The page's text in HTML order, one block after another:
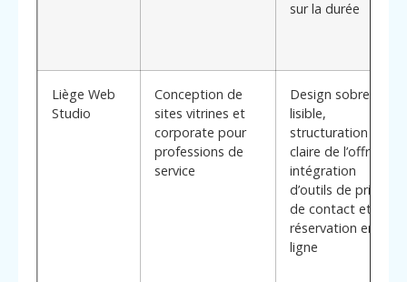
sur la durée
Liège Web
Studio
Conception de
sites vitrines et
corporate pour
professions de
service
Design sobre et
lisible,
structuration
claire de l’offre,
intégration
d’outils de prise
de contact et de
réservation en
ligne